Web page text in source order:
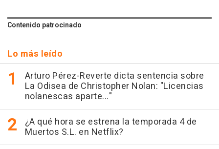
Contenido patrocinado
Lo más leído
Arturo Pérez-Reverte dicta sentencia sobre
La Odisea de Christopher Nolan: "Licencias
nolanescas aparte..."
¿A qué hora se estrena la temporada 4 de
Muertos S.L. en Netflix?